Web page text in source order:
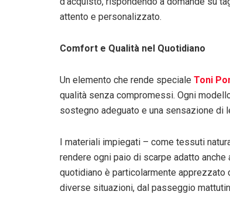
attento e personalizzato.
Comfort e Qualità nel Quotidiano
Un elemento che rende speciale Toni
qualità senza compromessi. Ogni
sostegno adeguato e una sensazione
I materiali impiegati – come tessuti
rendere ogni paio di scarpe adatto
quotidiano è particolarmente apprezzato
diverse situazioni, dal passeggio